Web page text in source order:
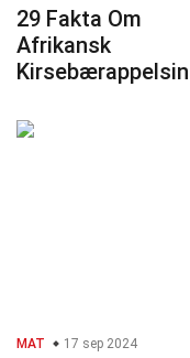
29 Fakta Om
Afrikansk
Kirsebærappelsin
MAT 17 sep 2024